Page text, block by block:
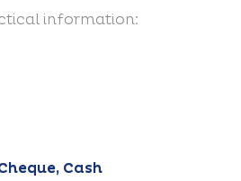
information:
Cash